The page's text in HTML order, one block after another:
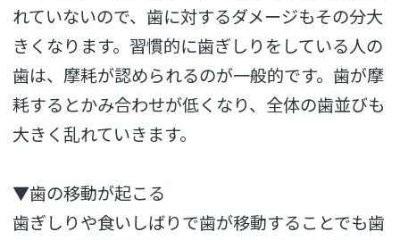
れていないので、歯に対するダメージもその分大
きくなります。習慣的に歯ぎしりをしている人の
歯は、摩耗が認められるのが一般的です。歯が摩
耗するとかみ合わせが低くなり、全体の歯並びも
大きく乱れていきます。
▼歯の移動が起こる
歯ぎしりや食いしばりで歯が移動することでも歯